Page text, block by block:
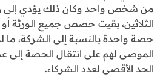
من شخص واحد وكان ذلك يؤدي إلى
الثلاثين، بقيت حصص جميع الورثة
حصة واحدة بالنسبة إلى الشركة، ما
الموصى لهم على انتقال الحصة
الحد الأقصى لعدد الشركاء.